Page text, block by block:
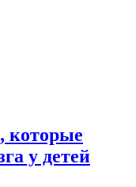
которые
у детей